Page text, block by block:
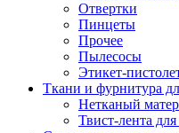
Отвертки
Пинцеты
Прочее
Пылесосы
Этикет-
Ткани и фурнитура
Нетканый
Твист-лента